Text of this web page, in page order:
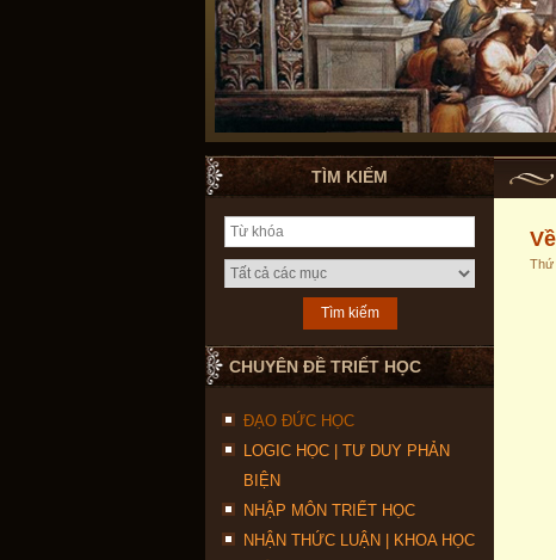
TÌM KIẾM
CHUYÊN ĐỀ TRIẾT HỌC
ĐẠO ĐỨC HỌC
LOGIC HỌC | TƯ DUY PHẢN
BIỆN
NHẬP MÔN TRIẾT HỌC
NHẬN THỨC LUẬN | KHOA HỌC
Thứ